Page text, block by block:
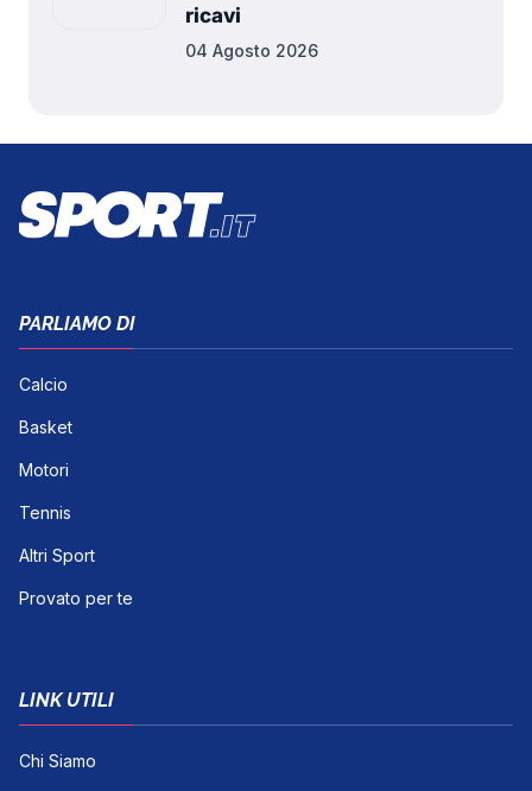
ricavi
04 Agosto 2026
PARLIAMO DI
Calcio
Basket
Motori
Tennis
Altri Sport
Provato per te
LINK UTILI
Chi Siamo